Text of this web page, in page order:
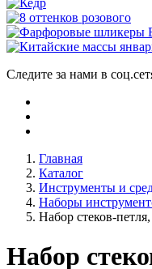
Следите за нами в
Главная
Каталог
Инструменты и
Наборы
Набор стеков-
Набор